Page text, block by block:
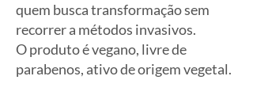
quem busca transformação sem
recorrer a métodos invasivos.
O produto é vegano, livre de
parabenos, ativo de origem vegetal.